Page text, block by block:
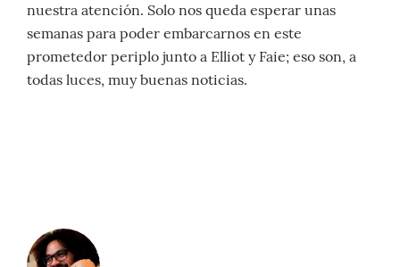
nuestra atención. Solo nos queda esperar unas
semanas para poder embarcarnos en este
prometedor periplo junto a Elliot y Faie; eso son, a
todas luces, muy buenas noticias.